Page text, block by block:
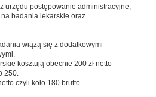
urzędu postępowanie administracyjne,
badania lekarskie oraz
wiążą się z dodatkowymi
kosztują obecnie 200 zł netto
250.
czyli koło 180 brutto.